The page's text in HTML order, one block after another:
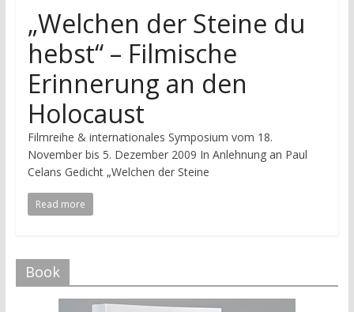
„Welchen der Steine du
hebst“ – Filmische
Erinnerung an den
Holocaust
Filmreihe & internationales Symposium vom 18.
November bis 5. Dezember 2009 In Anlehnung an Paul
Celans Gedicht „Welchen der Steine
Read more
Book